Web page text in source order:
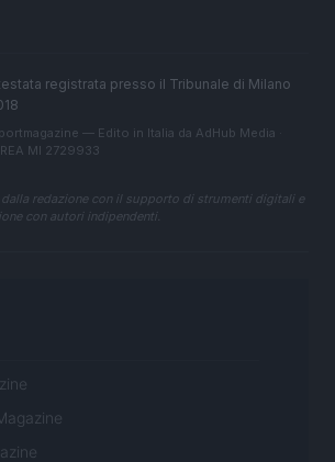
registrata presso il Tribunale di Milano
— Edito in Italia da AdHub Media
MI 2729933
redazione con il supporto di strumenti digitali e
con autori indipendenti.